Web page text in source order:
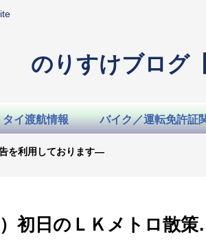
のりすけブログ
タイ渡航情報 バイク／運転免許証
を利用しております—
初日のＬＫメトロ散